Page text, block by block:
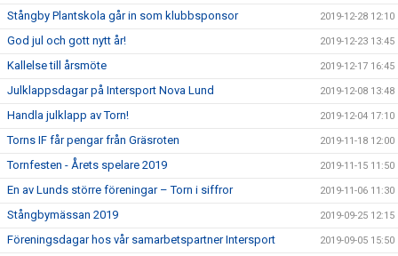
Stångby Plantskola går in som klubbsponsor 2019-12-28 12:10
God jul och gott nytt år! 2019-12-23 13:45
Kallelse till årsmöte 2019-12-17 16:45
Julklappsdagar på Intersport Nova Lund 2019-12-08 13:48
Handla julklapp av Torn! 2019-12-04 17:10
Torns IF får pengar från Gräsroten 2019-11-18 12:00
Tornfesten - Årets spelare 2019 2019-11-15 11:50
En av Lunds större föreningar – Torn i siffror 2019-11-06 11:30
Stångbymässan 2019 2019-09-25 12:15
Föreningsdagar hos vår samarbetspartner Intersport 2019-09-05 15:50